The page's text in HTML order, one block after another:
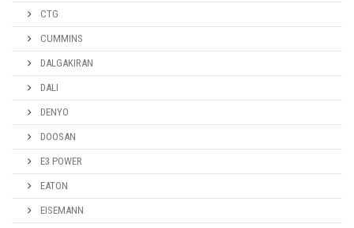
CTG
CUMMINS
DALGAKIRAN
DALI
DENYO
DOOSAN
E3 POWER
EATON
EISEMANN